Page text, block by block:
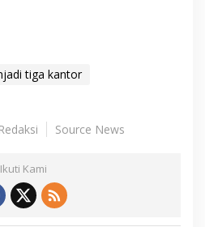
tiga kantor
Source News
Ikuti Kami